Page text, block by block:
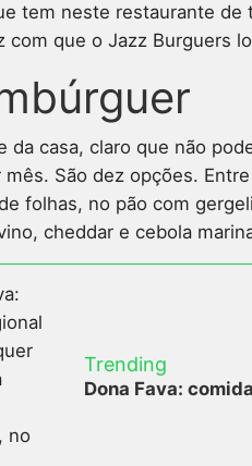
tem neste restaurante de
com que o Jazz Burguers
da casa, claro que não
São dez opções.
folhas, no pão com
cheddar e cebola
Trending
Dona Fava: